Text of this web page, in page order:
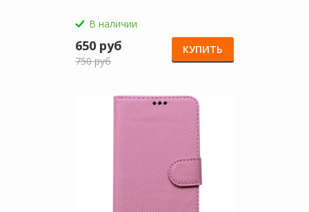
В наличии
650 руб
750 руб
КУПИТЬ